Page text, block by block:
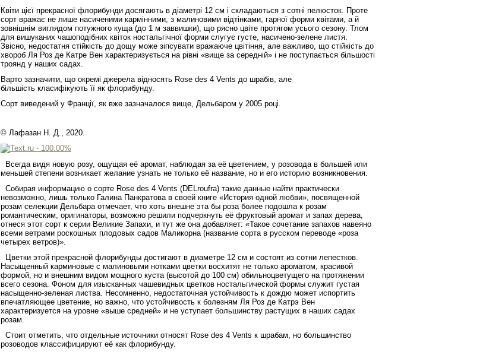
Квіти цієї прекрасної флорибунди досягають в діаметрі 12 см і складаються з сотні пелюсток. Проте
сорт вражає не лише насиченими кармінними, з малиновими відтінками, гарної форми квітами, а й
зовнішнім виглядом потужного куща (до 1 м заввишки), що рясно цвіте протягом усього сезону. Тлом
для вишуканих чашоподібних квіток ностальгічної форми слугує густе, насичено-зелене листя.
Звісно, недостатня стійкість до дощу може зіпсувати вражаюче цвітіння, але важливо, що стійкість до
хвороб Ля Роз де Катре Вен характеризується на рівні «вище за середній» і не поступається більшості
троянд у наших садах.
Варто зазначити, що окремі джерела відносять Rose des 4 Vents до шрабів, але
більшість класифікують її як флорибунду.
Сорт виведений у Франції, як вже зазначалося вище, Дельбаром у 2005 році.
© Лафазан Н. Д., 2020.
Всегда видя новую розу, ощущая её аромат, наблюдая за её цветением, у розовода в большей или
меньшей степени возникает желание узнать не только её название, но и его историю возникновения.
Собирая информацию о сорте Rose des 4 Vents (DELroufra) такие данные найти практически
невозможно, лишь только Галина Панкратова в своей книге «История одной любви», посвященной
розам селекции Дельбара отмечает, что хоть внешне эта бы роза более подошла к розам
романтическим, оригинаторы, возможно решили подчеркнуть её фруктовый аромат и запах дерева,
отнеся этот сорт к серии Великие Запахи, и тут же она добавляет: «Такое сочетание запахов навеяно
всеми ветрами роскошных плодовых садов Маликорна (название сорта в русском переводе «роза
четырех ветров)».
Цветки этой прекрасной флорибунды достигают в диаметре 12 см и состоят из сотни лепестков.
Насыщенный карминовые с малиновыми нотками цветки восхитят не только ароматом, красивой
формой, но и внешним видом мощного куста (высотой до 100 см) обильноцветущего на протяжении
всего сезона. Фоном для изысканных чашевидных цветков ностальгической формы служит густая
насыщенно-зеленая листва. Несомненно, недостаточная устойчивость к дождю может испортить
впечатляющее цветение, но важно, что устойчивость к болезням Ля Роз де Катрэ Вен
характеризуется на уровне «выше средней» и не уступает большинству растущих в наших садах
розам.
Стоит отметить, что отдельные источники относят Rose des 4 Vents к шрабам, но большинство
розоводов классифицируют её как флорибунду.